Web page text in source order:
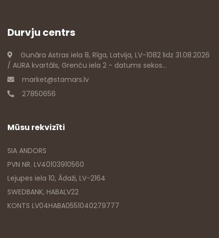
Durvju centrs
Gunāra Astras iela 8, Rīga, Latvija, LV-1082 lidz 31.08.2026
/ AURA kvartāls, Grenču iela 2 - datums sekos...
market@stamars.lv
27850656
Mūsu rekvizīti
SIA ANDORS
PVN NR. LV40103910560
Lejupes iela 10, Ādaži, LV-2164
SWEDBANK, HABALV22
KONTS LV04HABA0551040279777